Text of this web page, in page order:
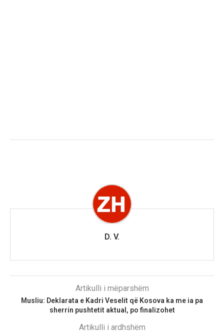
D. V.
Artikulli i mëparshëm
Musliu: Deklarata e Kadri Veselit që Kosova ka me ia pa
sherrin pushtetit aktual, po finalizohet
Artikulli i ardhshëm